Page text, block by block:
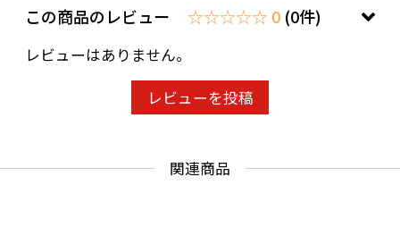
この商品のレビュー ☆☆☆☆☆ 0 (0件)
レビューはありません。
レビューを投稿
関連商品